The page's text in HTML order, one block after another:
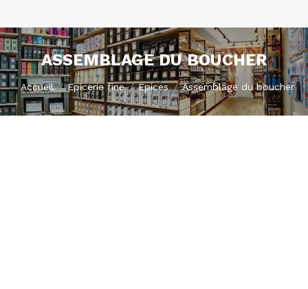
ASSEMBLAGE DU BOUCHER
Vous êtes ici :
Accueil Epicerie fine Epices Assemblage du boucher